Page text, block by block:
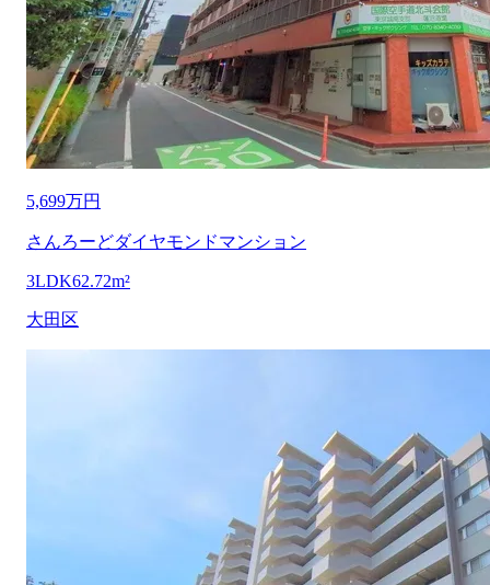
5,699万円
さんろーどダイヤモンドマンション
3LDK62.72m²
大田区